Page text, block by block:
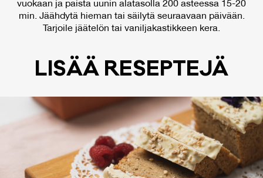
vuokaan ja paista uunin alatasolla 200 asteessa 15-20
min. Jäähdytä hieman tai säilytä seuraavaan päivään.
Tarjoile jäätelön tai vaniljakastikkeen kera.
LI­SÄÄ RE­SEP­TE­JÄ